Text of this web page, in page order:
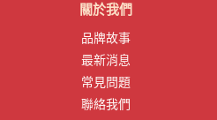
關於我們
品牌故事
最新消息
常見問題
聯絡我們